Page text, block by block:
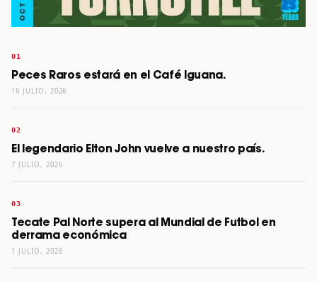
Peces Raros estará en el Café Iguana.
16 JULIO, 2026
El legendario Elton John vuelve a nuestro país.
7 JULIO, 2026
Tecate Pal Norte supera al Mundial de Futbol en
derrama económica
1 JULIO, 2026